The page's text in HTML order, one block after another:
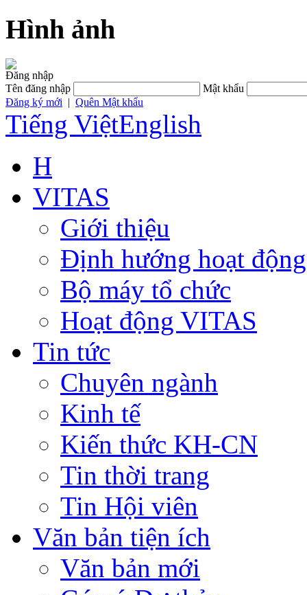
Hình ảnh
Đăng nhập
Tên đăng nhập
Mật khẩu
Đăng ký mới | Quên Mật khẩu
Tiếng ViệtEnglish
H
VITAS
Giới thiệu
Định hướng hoạt động
Bộ máy tổ chức
Hoạt động VITAS
Tin tức
Chuyên ngành
Kinh tế
Kiến thức KH-CN
Tin thời trang
Tin Hội viên
Văn bản tiện ích
Văn bản mới